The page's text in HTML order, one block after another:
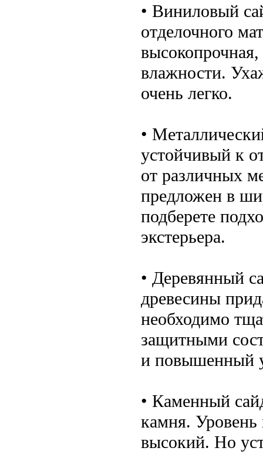
• Виниловый
отделочного
влажности.
очень легко.
•
устойчивый к
от различных
предложен в
подберете
экстерьера.
• Деревянный
древесины
необходимо
защитными
и повышенный
• Каменный
камня. Уровень
высокий. Но